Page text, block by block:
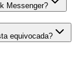
Messenger?
equivocada?